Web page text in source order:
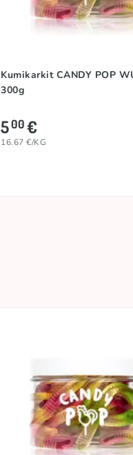
Kumikarkit CANDY POP
300g
500€
16.67 €/KG